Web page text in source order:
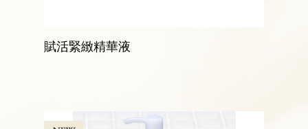
賦活緊緻精華液